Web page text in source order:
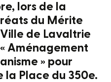
lors de la
du Mérite
de Lavaltrie
Aménagement
» pour
la Place du 350e.